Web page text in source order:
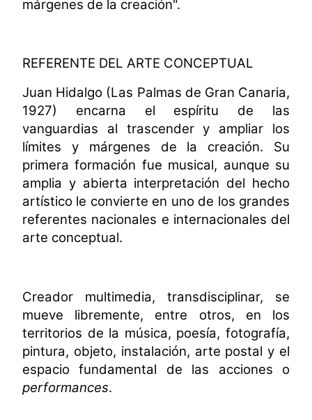
márgenes de la creación".
REFERENTE DEL ARTE CONCEPTUAL
Juan Hidalgo (Las Palmas de Gran Canaria,
1927) encarna el espíritu de las
vanguardias al trascender y ampliar los
límites y márgenes de la creación. Su
primera formación fue musical, aunque su
amplia y abierta interpretación del hecho
artístico le convierte en uno de los grandes
referentes nacionales e internacionales del
arte conceptual.
Creador multimedia, transdisciplinar, se
mueve libremente, entre otros, en los
territorios de la música, poesía, fotografía,
pintura, objeto, instalación, arte postal y el
espacio fundamental de las acciones o
performances.